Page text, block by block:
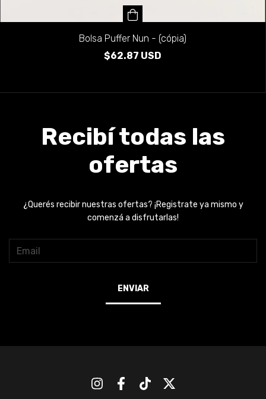
Bolsa Puffer Nun - (cópia)
$62.87 USD
Recibí todas las
ofertas
¿Querés recibir nuestras ofertas? ¡Registrate ya mismo y
comenzá a disfrutarlas!